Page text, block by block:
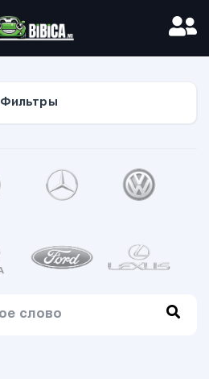
Фильтры